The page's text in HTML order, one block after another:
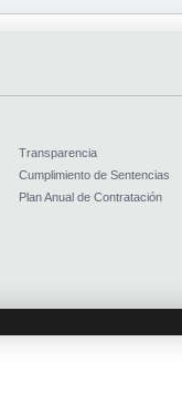
Transparencia
Cumplimiento de Sentencias
Plan Anual de Contratación